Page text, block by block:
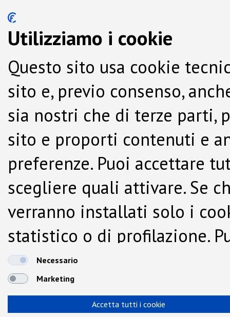
Utilizziamo i cookie
Questo sito usa cookie
sito e, previo consenso,
sia nostri che di terze parti,
sito e proporti contenuti e
preferenze. Puoi accettare
scegliere quali attivare. Se
verranno installati solo i
statistico o di profilazione.
dalla Cookie Policy.
Necessario
Marketing
Accetta tutti i cookie